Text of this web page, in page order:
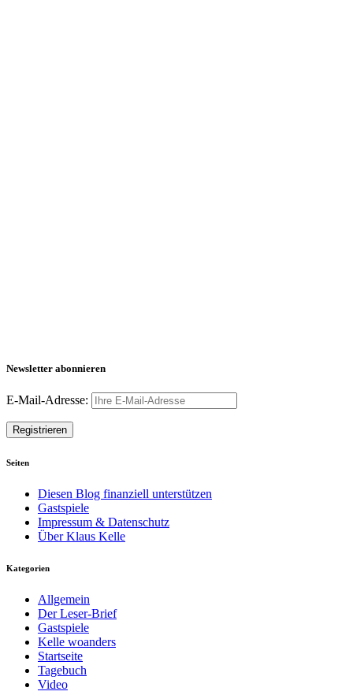
Newsletter abonnieren
E-Mail-Adresse:
Seiten
Diesen Blog finanziell unterstützen
Gastspiele
Impressum & Datenschutz
Über Klaus Kelle
Kategorien
Allgemein
Der Leser-Brief
Gastspiele
Kelle woanders
Startseite
Tagebuch
Video